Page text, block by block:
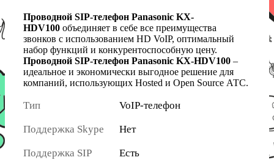
Проводной SIP-телефон Panasonic KX-
HDV100 объединяет в себе все преимущества
звонков с использованием HD VoIP, оптимальный
набор функций и конкурентоспособную цену.
Проводной SIP-телефон Panasonic KX-HDV100 –
идеальное и экономически выгодное решение для
компаний, использующих Hosted и Open Source АТС.
Тип VoIP-телефон
Поддержка Skype Нет
Поддержка SIP Есть